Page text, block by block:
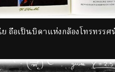
ถือเป็นบิดาแห่งกล้องโทรทร